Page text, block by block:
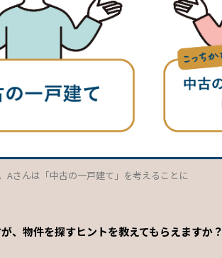
Aさんは「中古の一戸建て」を考えることに
、物件を探すヒントを教えてもらえますか？